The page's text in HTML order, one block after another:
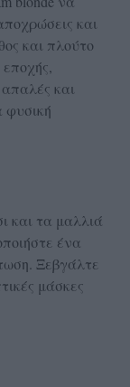
και
και πλούτο
και
φυσική
και τα μαλλιά
ένα
Ξεβγάλτε
μάσκες